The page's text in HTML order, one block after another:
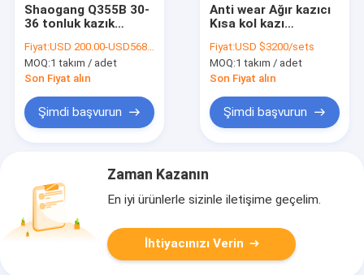
Shaogang Q355B 30-
36 tonluk kazık
Tünel Boom Daha
Büyük Silindirlerle
kazık makinesi Kısa
tünel kol tünel boom
Fiyat:USD 200.00-USD5680.00
MOQ:1 takım / adet
Son Fiyat alın
Şimdi başvurun
Anti wear Ağır kazıcı
Kısa kol kazı
dalga takımı
Fiyat:USD $3200/sets
MOQ:1 takım / adet
Son Fiyat alın
Şimdi başvurun
Zaman Kazanın
En iyi ürünlerle sizinle iletişime geçelim.
İhtiyacınızı Verin